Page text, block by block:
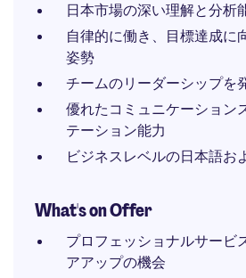
日本市場の深い理解と分析
自律的に働き、目標達成に
姿勢
チームのリーダーシップを
優れたコミュニケーション
テーション能力
ビジネスレベルの日本語お
What's on Offer
プロフェッショナルサービ
アアップの機会